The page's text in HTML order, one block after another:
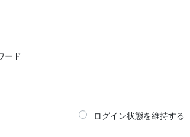
ード
ログイン状態を維持する